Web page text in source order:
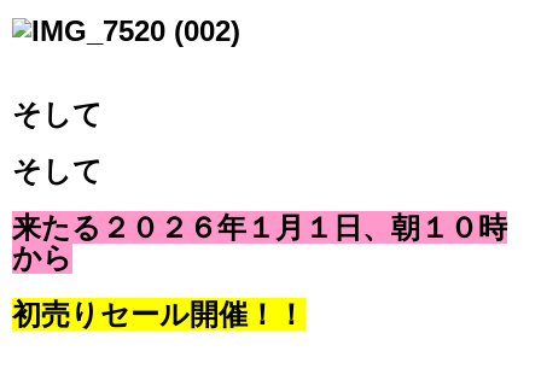
そして
そして
来たる２０２６年１月１日、朝１０時
から
初売りセール開催！！